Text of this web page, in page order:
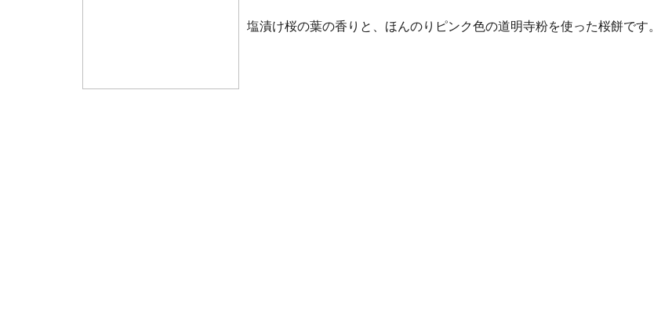
塩漬け桜の葉の香りと、ほんのりピンク色の道明寺粉を使った桜餅です。